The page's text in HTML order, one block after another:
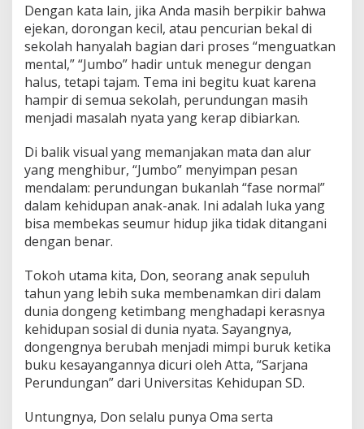
Dengan kata lain, jika Anda masih berpikir bahwa
ejekan, dorongan kecil, atau pencurian bekal di
sekolah hanyalah bagian dari proses “menguatkan
mental,” “Jumbo” hadir untuk menegur dengan
halus, tetapi tajam. Tema ini begitu kuat karena
hampir di semua sekolah, perundungan masih
menjadi masalah nyata yang kerap dibiarkan.
Di balik visual yang memanjakan mata dan alur
yang menghibur, “Jumbo” menyimpan pesan
mendalam: perundungan bukanlah “fase normal”
dalam kehidupan anak-anak. Ini adalah luka yang
bisa membekas seumur hidup jika tidak ditangani
dengan benar.
Tokoh utama kita, Don, seorang anak sepuluh
tahun yang lebih suka membenamkan diri dalam
dunia dongeng ketimbang menghadapi kerasnya
kehidupan sosial di dunia nyata. Sayangnya,
dongengnya berubah menjadi mimpi buruk ketika
buku kesayangannya dicuri oleh Atta, “Sarjana
Perundungan” dari Universitas Kehidupan SD.
Untungnya, Don selalu punya Oma serta